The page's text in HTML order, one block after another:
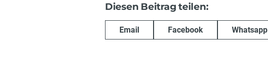
Diesen Beitrag teilen:
Email Facebook Whatsapp